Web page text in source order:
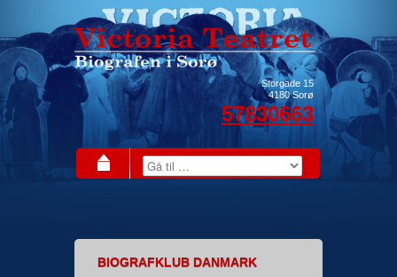
Storgade 15
4180 Sorø
57830663
BIOGRAFKLUB DANMARK